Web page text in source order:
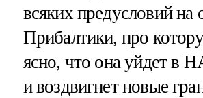
всяких предусловий на
Прибалтики, про
ясно, что она уйдет в
и воздвигнет новые